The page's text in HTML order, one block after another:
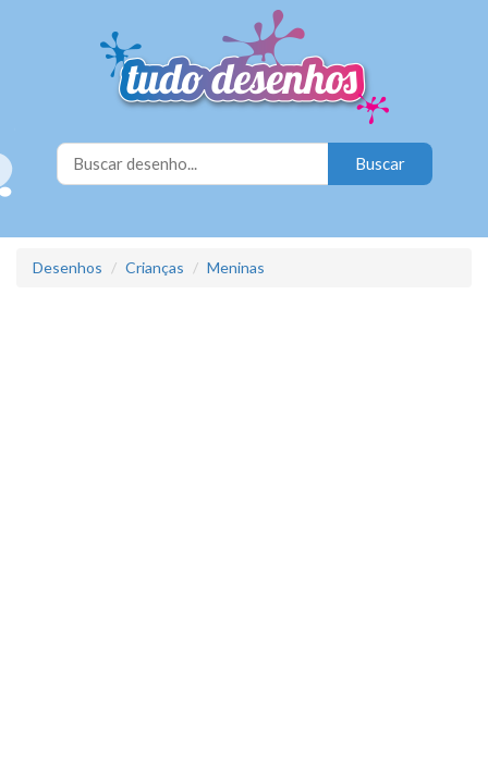
Desenhos Crianças Meninas